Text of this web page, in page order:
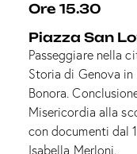
Ore 15.30
Piazza San
Passeggiare nella
Storia di Genova in
Bonora.
Misericordia alla
con documenti dal
Isabella Merloni.